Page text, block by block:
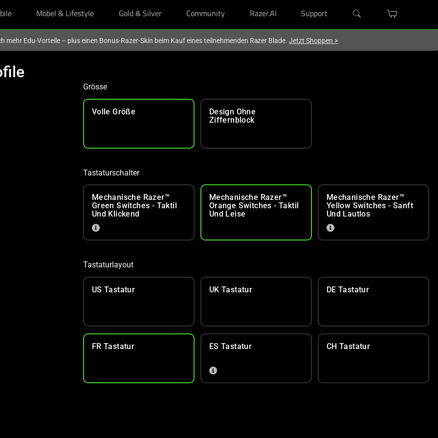
Möbel & Lifestyle Gold & Silver Community Razer.AI Support
mehr Edu-Vorteile – plus einen Bonus-Razer-Skin beim Kauf eines teilnehmenden Razer Blade.Jetzt Shoppen >
Grösse
Volle Größe
Design Ohne
Ziffernblock
Tastaturschalter
Mechanische Razer™
Green Switches - Taktil
Und Klickend
Mechanische Razer™
Orange Switches - Taktil
Und Leise
Mechanische Razer™
Yellow Switches - Sanft
Und Lautlos
Tastaturlayout
US Tastatur UK Tastatur DE Tastatur
FR Tastatur ES Tastatur CH Tastatur